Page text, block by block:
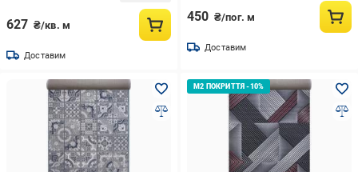
627 ₴/кв. м
Доставим
450 ₴/пог. м
Доставим